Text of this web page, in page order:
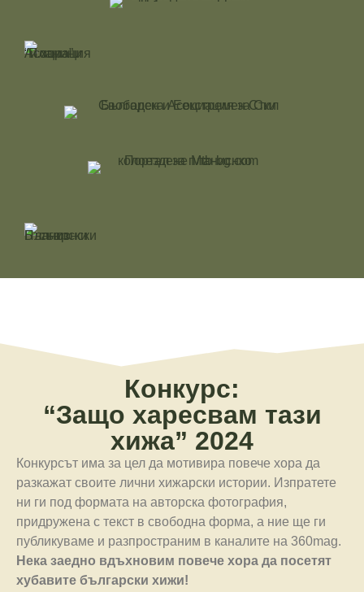
Конкурс:
“Защо харесвам тази
хижа” 2024
Конкурсът има за цел да мотивира повече хора да
разкажат своите лични хижарски истории. Изпратете
ни ги под формата на авторска фотография,
придружена с текст в свободна форма, а ние ще ги
публикуваме и разпространим в каналите на 360mag.
Нека заедно вдъхновим повече хора да посетят
хубавите български хижи!